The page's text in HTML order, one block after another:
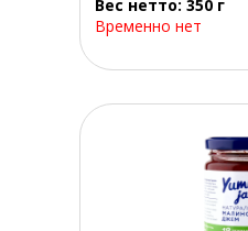
Вес нетто: 350 г
Временно нет